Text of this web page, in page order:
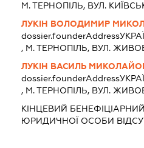
М. ТЕРНОПІЛЬ, ВУЛ.
ЛУКІН ВОЛОДИМИР
dossier.founderAddress
, М. ТЕРНОПІЛЬ, ВУЛ.
ЛУКІН ВАСИЛЬ
dossier.founderAddress
, М. ТЕРНОПІЛЬ, ВУЛ.
КІНЦЕВИЙ
ЮРИДИЧНОЇ ОСОБИ